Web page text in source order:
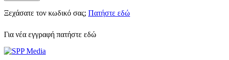
Ξεχάσατε τον κωδικό σας; Πατήστε εδώ
Για νέα εγγραφή πατήστε εδώ